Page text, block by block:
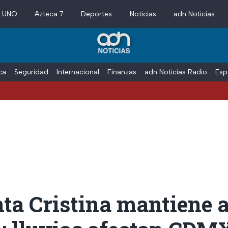
Azteca 7 Deportes Noticias adn Noticias
Seguridad Internacional Finanzas adn Noticias Radio
Cristina mantiene